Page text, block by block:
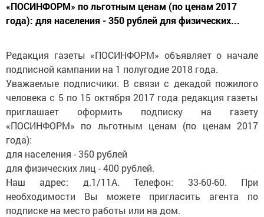
«ПОСИНФОРМ» по льготным ценам (по ценам 2017
года): для населения - 350 рублей для физических...
Редакция газеты «ПОСИНФОРМ» объявляет о начале
подписной кампании на 1 полугодие 2018 года.
Уважаемые подписчики. В связи с декадой пожилого
человека с 5 по 15 октября 2017 года редакция газеты
приглашает оформить подписку на газету
«ПОСИНФОРМ» по льготным ценам (по ценам 2017
года):
для населения - 350 рублей
для физических лиц - 400 рублей.
Наш адрес: д.1/11А. Телефон: 33-60-60. При
необходимости Вы можете пригласить агента по
подписке на место работы или на дом.